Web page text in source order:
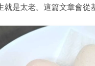
就是太老。這篇文章會從